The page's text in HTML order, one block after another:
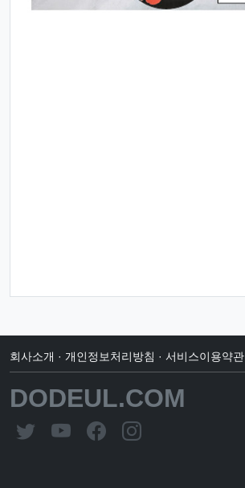
회사소개 · 개인정보처리방침 · 서비스이용약관
DODEUL.COM